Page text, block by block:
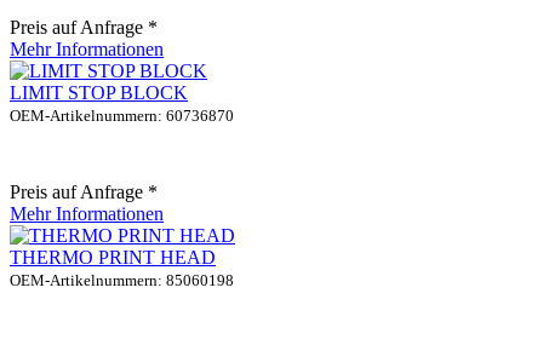
Preis auf Anfrage *
Mehr Informationen
LIMIT STOP BLOCK
OEM-Artikelnummern: 60736870
Preis auf Anfrage *
Mehr Informationen
THERMO PRINT HEAD
OEM-Artikelnummern: 85060198